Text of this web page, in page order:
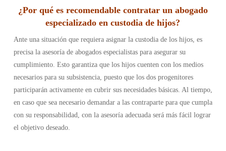
¿Por qué es recomendable contratar un abogado
especializado en custodia de hijos?
Ante una situación que requiera asignar la custodia de los hijos, es
precisa la asesoría de abogados especialistas para asegurar su
cumplimiento. Esto garantiza que los hijos cuenten con los medios
necesarios para su subsistencia, puesto que los dos progenitores
participarán activamente en cubrir sus necesidades básicas. Al tiempo,
en caso que sea necesario demandar a las contraparte para que cumpla
con su responsabilidad, con la asesoría adecuada será más fácil lograr
el objetivo deseado.